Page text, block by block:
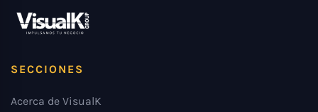
SECCIONES
Acerca de VisualK